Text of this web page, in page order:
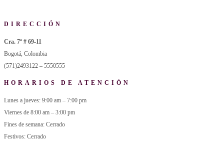
DIRECCIÓN
Cra. 7ª # 69-11
Bogotá, Colombia
(571)2493122 – 5550555
HORARIOS DE ATENCIÓN
Lunes a jueves: 9:00 am – 7:00 pm
Viernes de 8:00 am – 3:00 pm
Fines de semana: Cerrado
Festivos: Cerrado